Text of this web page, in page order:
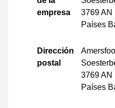
empresa
3769 AN
Países
Dirección
postal
3769 AN
Países